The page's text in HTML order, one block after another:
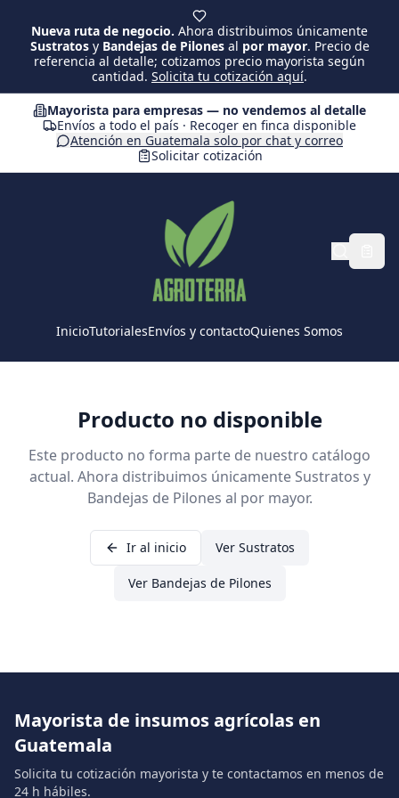
Nueva ruta de negocio. Ahora distribuimos únicamente
Sustratosy Bandejas de Pilonesal por mayor. Precio de
referencia al detalle; cotizamos precio mayorista según
cantidad. Solicita tu cotización aquí.
Mayorista para empresas — no vendemos al detalle
Envíos a todo el país · Recoger en finca disponible
Atención en Guatemala solo por chat y correo
Solicitar cotización
InicioTutorialesEnvíos y contactoQuienes Somos
Producto no disponible
Este producto no forma parte de nuestro catálogo
actual. Ahora distribuimos únicamente Sustratos y
Bandejas de Pilones al por mayor.
Ir al inicio Ver Sustratos
Ver Bandejas de Pilones
Mayorista de insumos agrícolas en
Guatemala
Solicita tu cotización mayorista y te contactamos en menos de
24 h hábiles.